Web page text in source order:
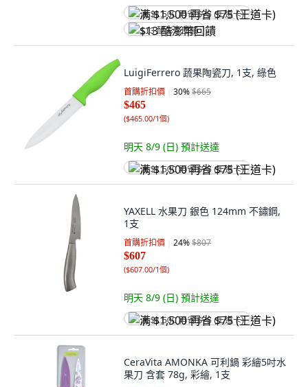
满 $1,500 再省 $75 (王道卡)
$13 酷澎幣回饋
LuigiFerrero 蔬果陶瓷刀, 1支, 綠色
首購折扣價 30%$665
$465
($465.00/1個)
明天 8/9 (日) 預計送達
满 $1,500 再省 $75 (王道卡)
YAXELL 水果刀 銀色 124mm 不鏽鋼,
1支
首購折扣價 24%$807
$607
($607.00/1個)
明天 8/9 (日) 預計送達
满 $1,500 再省 $75 (王道卡)
CeraVita AMONKA 可利鍋 彩繪5吋水
果刀 含套 78g, 彩繪, 1支